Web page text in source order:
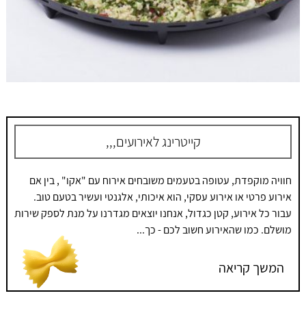
קייטרינג לאירועים,,,
חוויה מוקפדת, עטופה בטעמים משובחים אירוח עם "אקו" , בין אם
אירוע פרטי או אירוע עסקי, הוא איכותי, אלגנטי ועשיר בטעם טוב.
עבור כל אירוע, קטן כגדול, אנחנו יוצאים מגדרנו על מנת לספק שירות
מושלם. כמו שהאירוע חשוב לכם - כך...
המשך קריאה